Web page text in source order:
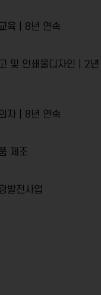
육 | 8년 연속
및 인쇄물디자인 | 2년
자 | 8년 연속
제조
발전사업